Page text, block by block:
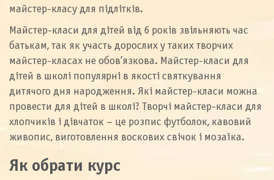
майстер-класу для підлітків.
Майстер-класи для дітей від 6 років звільняють час
батькам, так як участь дорослих у таких творчих
майстер-класах не обов’язкова. Майстер-класи для
дітей в школі популярні в якості святкування
дитячого дня народження. Які майстер-класи можна
провести для дітей в школі? Творчі майстер-класи для
хлопчиків і дівчаток – це розпис футболок, кавовий
живопис, виготовлення воскових свічок і мозаїка.
Як обрати курс